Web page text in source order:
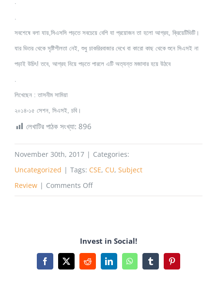
.
.
সবশেষে বলা যায়,সিএসসি পড়তে সবচেয়ে বেশি যা প্রয়োজন তা হলো আগ্রহ, ক্রিয়েটিভিটি।
যার ভিতর থেকে সৃষ্টিশীলতা নেই, শুধু চাকরিরবাজার দেখে বা কারো কাছ থেকে শুনে সিএসই না
পড়াই উচিৎ! তবে, আগ্রহ নিয়ে পড়তে পারলে এটি অত্যন্ত মজাদার হয়ে উঠবে
.
লিখেছেন : তাসনীম সামিয়া
২০১৪-১৫ সেশন, সিএসই, চবি।
লেখাটির পাঠক সংখ্যা: 896
November 30th, 2017 | Categories:
Uncategorized | Tags: CSE, CU, Subject
Review | Comments Offon
Engineering
Department
Invest in Social!
Facebook
X RedditLinkedInWhatsAppTumblrPinterest